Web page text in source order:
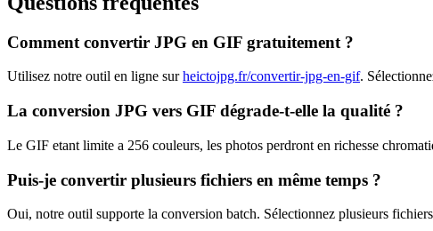
Comment convertir JPG en GIF gratuitement ?
Utilisez notre outil en ligne surheictojpg.fr/convertir-jpg-en-gif.
La conversion JPG vers GIF dégrade-t-elle la qualité ?
Le GIF etant limite a 256 couleurs, les photos perdront en richesse
Puis-je convertir plusieurs fichiers en même temps ?
Oui, notre outil supporte la conversion batch. Sélectionnez plusieurs fichiers